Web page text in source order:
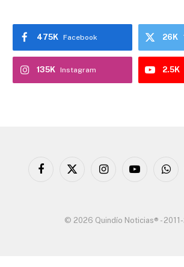
Facebook
475K 26K
Instagram
135K 2.5K
Facebook
X
InstagramYouTube
© 2026 Quindío Noticias® -